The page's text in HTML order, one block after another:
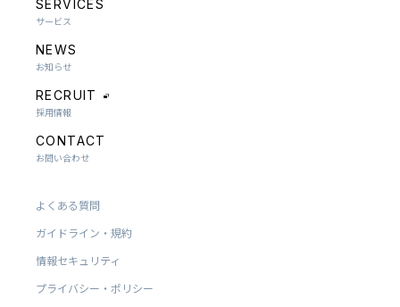
よくある質問
ガイドライン・規約
情報セキュリティ
プライバシー・ポリシー
SERVICES
サービス
NEWS
お知らせ
RECRUIT
採用情報
CONTACT
お問い合わせ